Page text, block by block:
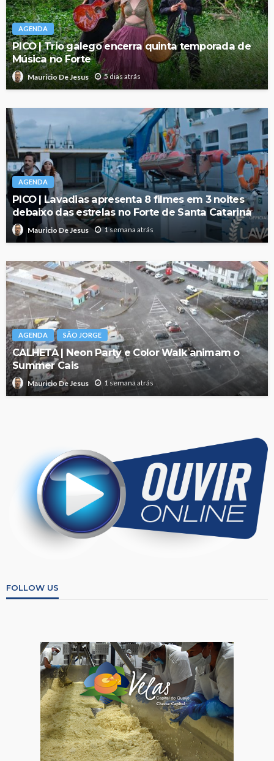
AGENDA
PICO | Trio galego encerra quinta temporada de
Música no Forte
Mauricio De Jesus 5 dias atrás
AGENDA
PICO | Lavadias apresenta 8 filmes em 3 noites
debaixo das estrelas no Forte de Santa Catarina
Mauricio De Jesus 1 semana atrás
AGENDA SÃO JORGE
CALHETA | Neon Party e Color Walk animam o
Summer Cais
Mauricio De Jesus 1 semana atrás
FOLLOW US